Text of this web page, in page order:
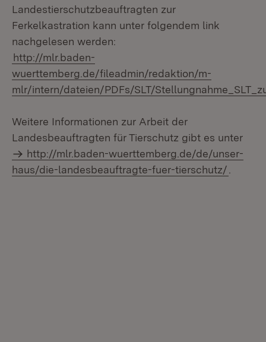
Landestierschutzbeauftragten zur
Ferkelkastration kann unter folgendem link
nachgelesen werden:
http://mlr.baden-
wuerttemberg.de/fileadmin/redaktion/m-
mlr/intern/dateien/PDFs/SLT/
Weitere Informationen zur Arbeit der
Landesbeauftragten für Tierschutz gibt es unter
http://mlr.baden-wuerttemberg.de/de/unser-
haus/die-landesbeauftragte-fuer-tierschutz/